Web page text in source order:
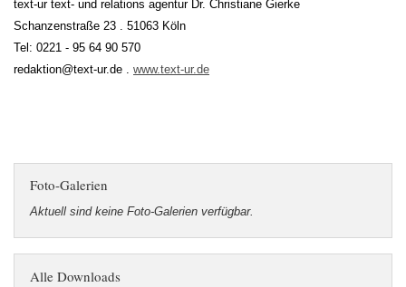
text-ur text- und relations agentur Dr. Christiane Gierke
Schanzenstraße 23 . 51063 Köln
Tel: 0221 - 95 64 90 570
redaktion@text-ur.de . www.text-ur.de
Foto-Galerien
Aktuell sind keine Foto-Galerien verfügbar.
Alle Downloads